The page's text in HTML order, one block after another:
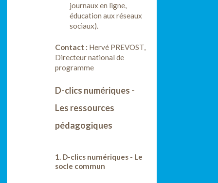
journaux en ligne,
éducation aux réseaux
sociaux).
Contact : Hervé PREVOST,
Directeur national de
programme
D-clics numériques -
Les ressources
pédagogiques
1. D-clics numériques - Le
socle commun